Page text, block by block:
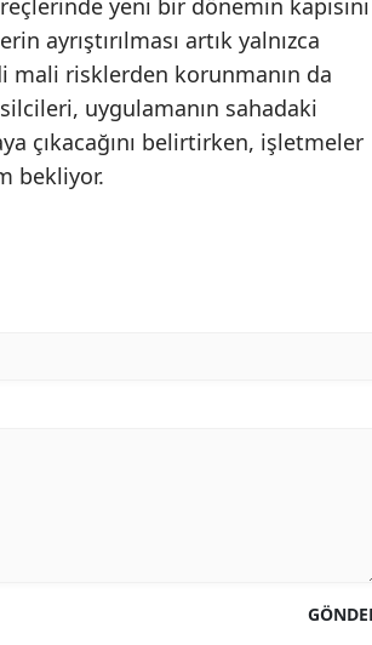
yeni bir dönemin kapısını
ayrıştırılması artık yalnızca
mali risklerden korunmanın da
uygulamanın sahadaki
çıkacağını belirtirken, işletmeler
bekliyor.